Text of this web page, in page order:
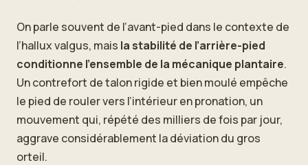
On parle souvent de l’avant-pied dans le contexte de
l’hallux valgus, mais la stabilité de l’arrière-pied
conditionne l’ensemble de la mécanique plantaire.
Un contrefort de talon rigide et bien moulé empêche
le pied de rouler vers l’intérieur en pronation, un
mouvement qui, répété des milliers de fois par jour,
aggrave considérablement la déviation du gros
orteil.